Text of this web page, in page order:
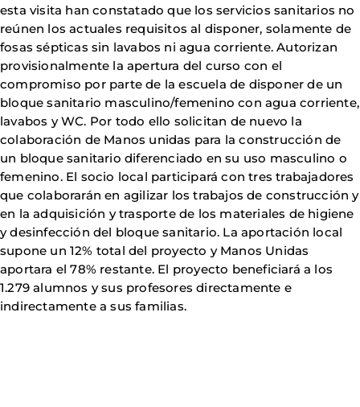
esta visita han constatado que los servicios sanitarios no
reúnen los actuales requisitos al disponer, solamente de
fosas sépticas sin lavabos ni agua corriente. Autorizan
provisionalmente la apertura del curso con el
compromiso por parte de la escuela de disponer de un
bloque sanitario masculino/femenino con agua corriente,
lavabos y WC. Por todo ello solicitan de nuevo la
colaboración de Manos unidas para la construcción de
un bloque sanitario diferenciado en su uso masculino o
femenino. El socio local participará con tres trabajadores
que colaborarán en agilizar los trabajos de construcción y
en la adquisición y trasporte de los materiales de higiene
y desinfección del bloque sanitario. La aportación local
supone un 12% total del proyecto y Manos Unidas
aportara el 78% restante. El proyecto beneficiará a los
1.279 alumnos y sus profesores directamente e
indirectamente a sus familias.